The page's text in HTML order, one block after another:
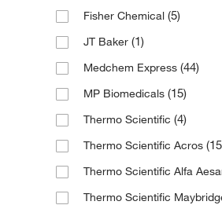
Fisher Chemical (5)
JT Baker (1)
Medchem Express (44)
MP Biomedicals (15)
Thermo Scientific (4)
Thermo Scientific Acros
Thermo Scientific Alfa
Thermo Scientific